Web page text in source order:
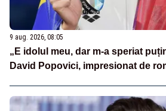
9 aug. 2026, 08:05
„E idolul meu, dar m-a speriat
David Popovici, impresionat de